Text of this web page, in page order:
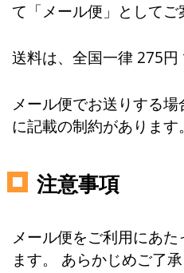
て「メール便」としてご
送料は、全国一律 275円
メール便でお送りする場
に記載の制約があります。
注意事項
メール便をご利用にあ
ます。 あらかじめご了承